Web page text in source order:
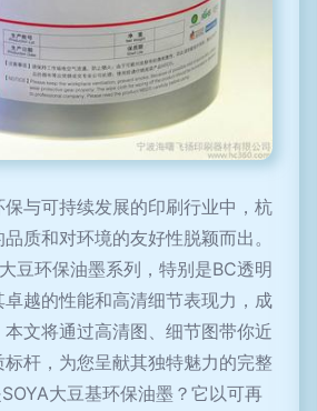
与可持续发展的印刷行业中，杭
质和对环境的友好性脱颖而出。
豆环保油墨系列，特别是BC透明
越的性能和高清细节表现力，成
文将通过高清图、细节图带你近
杆，为您呈献其独特魅力的完整
大豆基环保油墨？它以可再